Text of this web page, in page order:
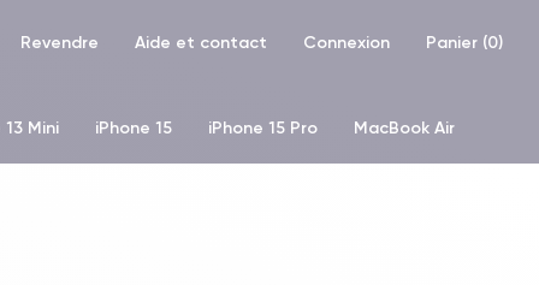
Revendre Aide et contact Connexion Panier (0)
Mini iPhone 15 iPhone 15 Pro MacBook Air